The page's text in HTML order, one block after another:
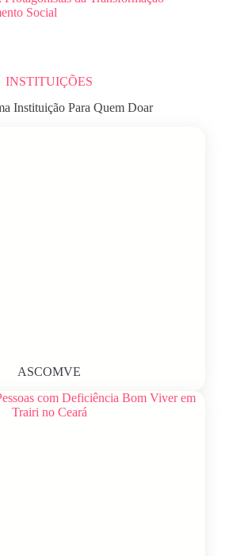
Social
INSTITUIÇÕES
Instituição Para Quem Doar
ASCOMVE